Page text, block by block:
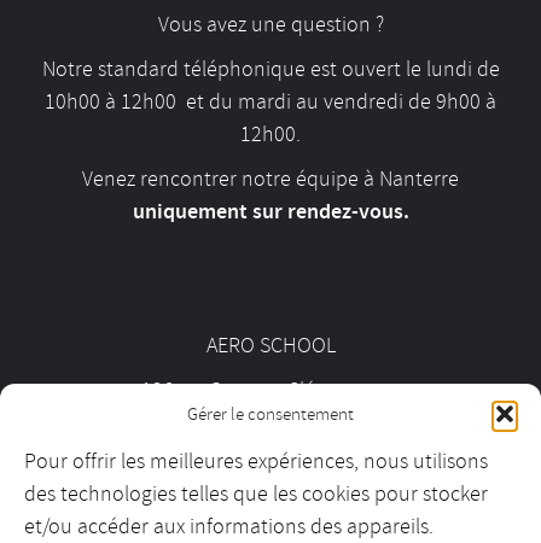
Gérer le consentement
Pour offrir les meilleures expériences, nous utilisons
des technologies telles que les cookies pour stocker
et/ou accéder aux informations des appareils.
Vous avez une question ?
Notre standard téléphonique est ouvert le lundi de
10h00 à 12h00 et du mardi au vendredi de 9h00 à
12h00.
Venez rencontrer notre équipe à Nanterre
uniquement sur rendez-vous.
AERO SCHOOL
126 av. Georges Clémenceau
01 55 69 19 30